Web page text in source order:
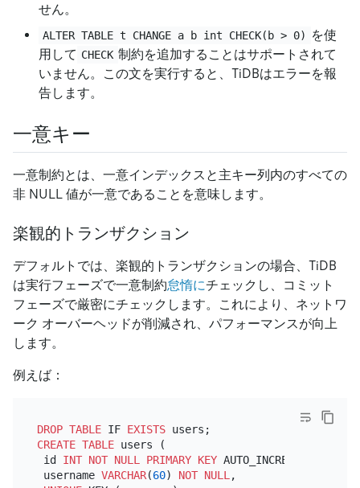
せん。
ALTER TABLE t CHANGE a b int CHECK(b > 0)
を使
用して CHECK 制約を追加することはサポートされて
いません。この文を実行すると、TiDBはエラーを報
告します。
一意キー
一意制約とは、一意インデックスと主キー列内のすべての
非 NULL 値が一意であることを意味します。
楽観的トランザクション
デフォルトでは、楽観的トランザクションの場合、TiDB
は実行フェーズで一意制約怠惰にチェックし、コミット
フェーズで厳密にチェックします。これにより、ネットワ
ーク オーバーヘッドが削減され、パフォーマンスが向上
します。
例えば：
DROP TABLE IF EXISTS
CREATE TABLE users (
id INT NOT NULL PRIMARY KEY AUTO_INCREMENT,
username VARCHAR(60) NOT NULL ,